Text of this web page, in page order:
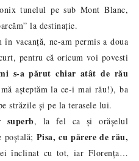
tunelul pe sub Mont Blanc,
la destinație.
vacanță, ne-am permis a doua
pentru că oricum voi povesti
s-a părut chiar atât de rău
așteptăm la ce-i mai rău!), ba
străzile și pe la terasele lui.
superb, la fel ca și orășelul
Pisa, cu părere de rău,
înclinat cu tot, iar Florența…